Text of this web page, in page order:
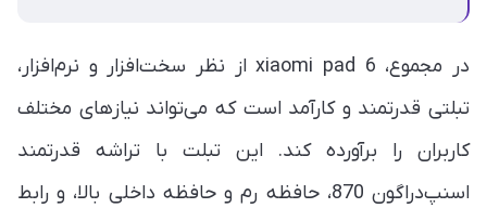
در مجموع، xiaomi pad 6 از نظر سخت‌افزار و نرم‌افزار،
تبلتی قدرتمند و کارآمد است که می‌تواند نیازهای مختلف
کاربران را برآورده کند. این تبلت با تراشه قدرتمند
اسنپ‌دراگون 870، حافظه رم و حافظه داخلی بالا، و رابط